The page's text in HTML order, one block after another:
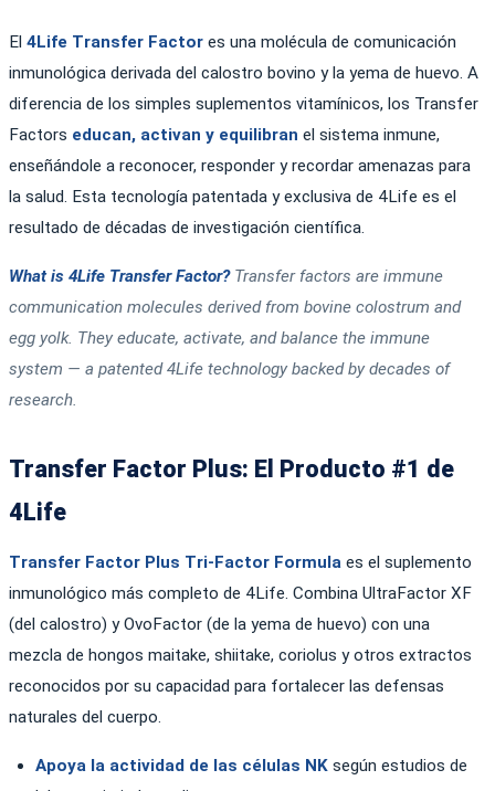
El 4Life Transfer Factor es una molécula de comunicación
inmunológica derivada del calostro bovino y la yema de huevo. A
diferencia de los simples suplementos vitamínicos, los Transfer
Factors educan, activan y equilibran el sistema inmune,
enseñándole a reconocer, responder y recordar amenazas para
la salud. Esta tecnología patentada y exclusiva de 4Life es el
resultado de décadas de investigación científica.
What is 4Life Transfer Factor?Transfer factors are immune
communication molecules derived from bovine colostrum and
egg yolk. They educate, activate, and balance the immune
system — a patented 4Life technology backed by decades of
research.
Transfer Factor Plus: El Producto #1 de
4Life
Transfer Factor Plus Tri-Factor Formula es el suplemento
inmunológico más completo de 4Life. Combina UltraFactor XF
(del calostro) y OvoFactor (de la yema de huevo) con una
mezcla de hongos maitake, shiitake, coriolus y otros extractos
reconocidos por su capacidad para fortalecer las defensas
naturales del cuerpo.
Apoya la actividad de las células NK según estudios de